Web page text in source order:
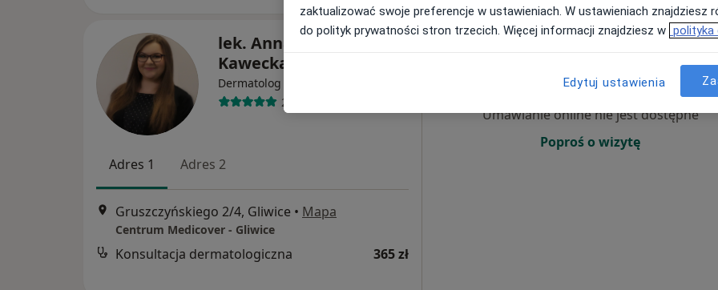
lek. Anna Cudak-
Kawecka
Dermatolog
267 opinii
Adres 1 Adres 2
Gruszczyńskiego 2/4, Gliwice • Mapa
Centrum Medicover - Gliwice
Konsultacja dermatologiczna 365 zł
Sob, Ndz,
Umawianie online nie jest dostępne
Poproś o wizytę
zaktualizować swoje preferencje w ustawieniach. W ustawieniach znajdziesz
do polityk prywatności stron trzecich. Więcej informacji znajdziesz w polityka
Edytuj ustawienia